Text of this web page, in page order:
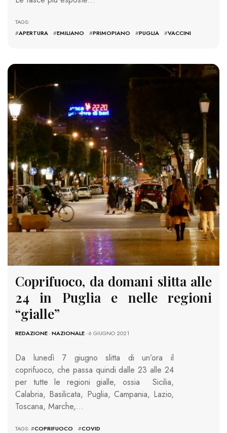
TAGS:
#APERTURA #EMILIANO #PRIMOPIANO #PUGLIA #VACCINI
2274 VIEWS
Coprifuoco, da domani slitta alle
24 in Puglia e nelle regioni
“gialle”
REDAZIONE-NAZIONALE- 6 GIUGNO 2021
Da lunedì 7 giugno slitta di un’ora il
coprifuoco, che passa quindi dalle 23 alle 24
per tutte le regioni gialle, ossia Sicilia,
Calabria, Basilicata, Puglia, Campania, Lazio,
Toscana, Marche,…
TAGS: #COPRIFUOCO #COVID